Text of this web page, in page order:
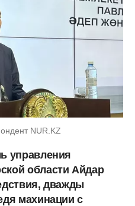
NUR.KZ
управления
области Айдар
дважды
махинации с